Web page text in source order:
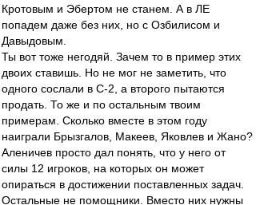
Кротовым и Эбертом не станем. А в ЛЕ
попадем даже без них, но с Озбилисом и
Давыдовым.
Ты вот тоже негодяй. Зачем то в пример этих
двоих ставишь. Но не мог не заметить, что
одного сослали в С-2, а второго пытаются
продать. То же и по остальным твоим
примерам. Сколько вместе в этом году
наиграли Брызгалов, Макеев, Яковлев и Жано?
Аленичев просто дал понять, что у него от
силы 12 игроков, на которых он может
опираться в достижении поставленных задач.
Остальные не помощники. Вместо них нужны